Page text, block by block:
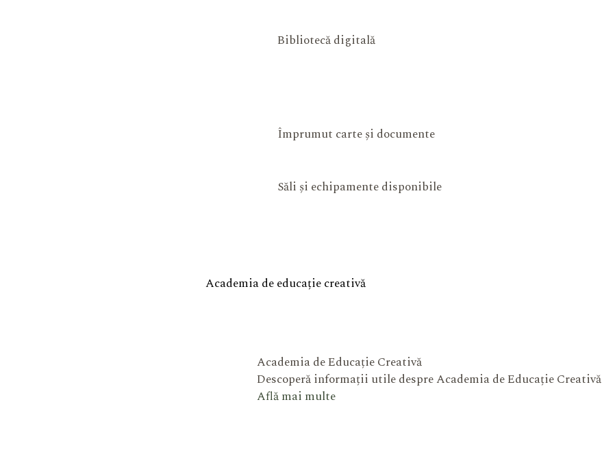
Bibliotecă digitală
Împrumut carte și documente
Săli și echipamente disponibile
Academia de educație creativă
Academia de Educație Creativă
Descoperă informații utile despre Academia de Educație Creativă
Află mai multe